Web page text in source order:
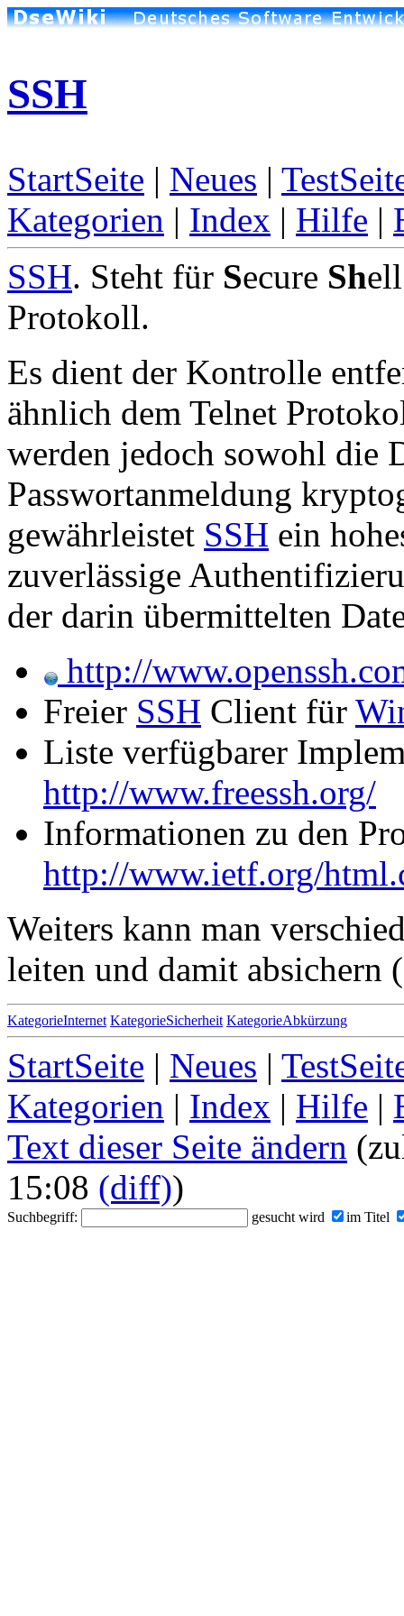
SSH
StartSeite | Neues |
Kategorien | Index | Hilfe |
SSH. Steht für Secure Sh
Protokoll.
Es dient der Kontrolle
ähnlich dem Telnet
werden jedoch sowohl die
Passwortanmeldung
gewährleistet SSH ein
zuverlässige
der darin übermittelten
http://
Freier SSH Client für
Liste verfügbarer
http://www.freessh.org/
Informationen zu den
http://www.ietf.org/
Weiters kann man
leiten und damit absichern
KategorieInternet KategorieSicherheit KategorieAbkürzung
StartSeite | Neues |
Kategorien | Index | Hilfe |
Text dieser Seite ändern
15:08 (diff))
Suchbegriff: gesucht wird im Titel